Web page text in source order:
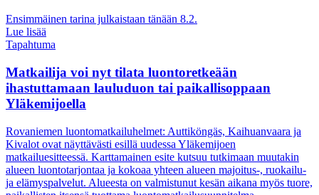
Ensimmäinen tarina julkaistaan tänään 8.2.
Lue lisää
Tapahtuma
Matkailija voi nyt tilata luontoretkeään
ihastuttamaan lauluduon tai paikallisoppaan
Yläkemijoella
Rovaniemen luontomatkailuhelmet: Auttiköngäs, Kaihuanvaara ja
Kivalot ovat näyttävästi esillä uudessa Yläkemijoen
matkailuesitteessä. Karttamainen esite kutsuu tutkimaan muutakin
alueen luontotarjontaa ja kokoaa yhteen alueen majoitus-, ruokailu-
ja elämyspalvelut. Alueesta on valmistunut kesän aikana myös tuore,